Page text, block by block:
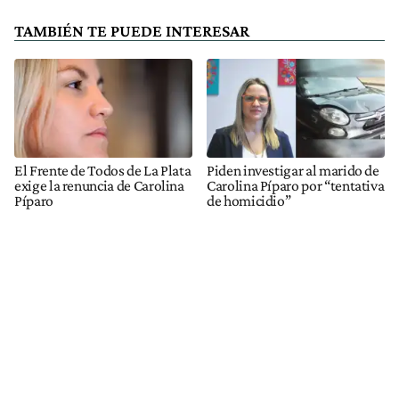
TAMBIÉN TE PUEDE INTERESAR
El Frente de Todos de La Plata
exige la renuncia de Carolina
Píparo
Piden investigar al marido de
Carolina Píparo por “tentativa
de homicidio”